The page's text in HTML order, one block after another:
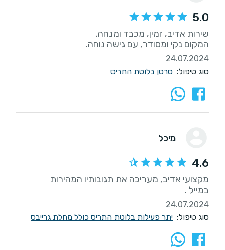
5.0
המקום נקי ומסודר, עם גישה נוחה.
24.07.2024
סוג טיפול: סרטן בלוטת התריס
מיכל
4.6
במייל .
24.07.2024
סוג טיפול: יתר פעילות בלוטת התריס כולל מחלת גרייבס